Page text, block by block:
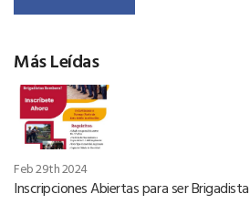
Más Leídas
Feb 29th 2024
Inscripciones Abiertas para ser